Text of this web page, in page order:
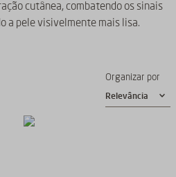
cutânea, combatendo os sinais
a pele visivelmente mais lisa.
Organizar por
Relevância